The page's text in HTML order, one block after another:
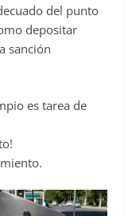
del punto
depositar
sanción
es tarea de